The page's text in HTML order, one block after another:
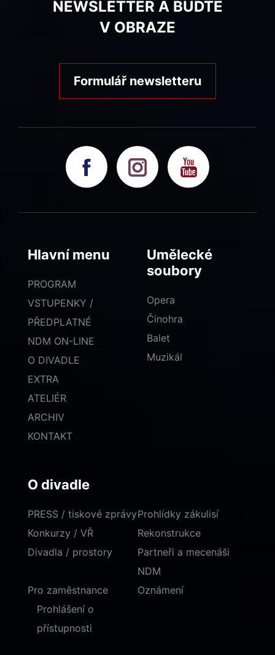
NEWSLETTER A BUĎTE
V OBRAZE
Formulář newsletteru
Hlavní menu
PROGRAM
VSTUPENKY /
PŘEDPLATNÉ
NDM ON-LINE
O DIVADLE
EXTRA
ATELIÉR
ARCHIV
KONTAKT
Umělecké
soubory
Opera
Činohra
Balet
Muzikál
O divadle
PRESS / tiskové zprávy
Konkurzy / VŘ
Divadla / prostory
Prohlídky zákulisí
Rekonstrukce
Partneři a mecenáši
NDM
Pro zaměstnance
Oznámení
Prohlášení o
přístupnosti